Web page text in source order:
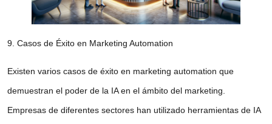
9. Casos de Éxito en Marketing Automation
Existen varios casos de éxito en marketing automation que
demuestran el poder de la IA en el ámbito del marketing.
Empresas de diferentes sectores han utilizado herramientas de IA